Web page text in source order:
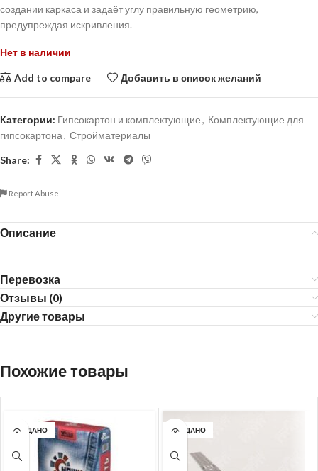
создании каркаса и задаёт углу правильную геометрию,
предупреждая искривления.
Нет в наличии
Add to compare Добавить в список желаний
Категории: Гипсокартон и комплектующие, Комплектующие для
гипсокартона, Стройматериалы
Share:
Report Abuse
Описание
Перевозка
Отзывы (0)
Другие товары
Похожие товары
ПРОДАНО ПРОДАНО